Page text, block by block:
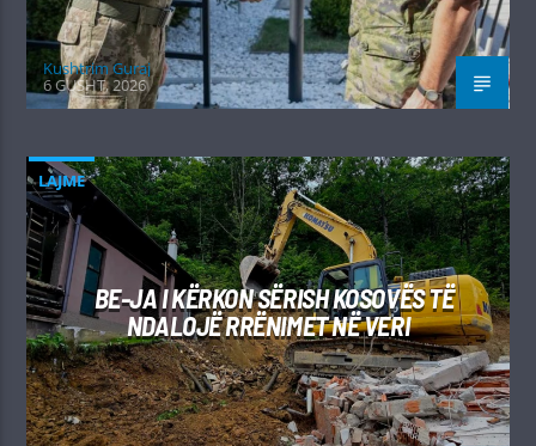
Kushtrim Guraj
6 GUSHT, 2026
LAJME
BE-JA I KËRKON SËRISH KOSOVËS TË
NDALOJË RRËNIMET NË VERI